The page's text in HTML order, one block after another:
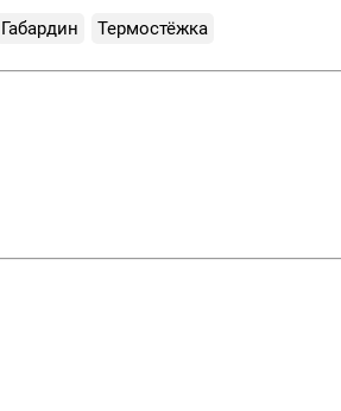
Габардин Термостёжка